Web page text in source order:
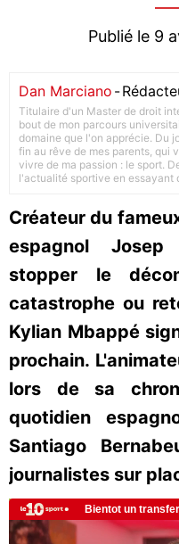
Publié le 9
Dan Marciano -
Titulaire d'un Master de droit
bout de mon parcours
domaine que l'on apprécie. Du
fin au rêve de mes parents, qui
vivre de ma passion : le sport.
l'actualité sportive en essayant
Créateur du
espagnol
stopper le
catastrophe ou
Kylian Mbappé
prochain.
lors de sa
quotidien
Santiago
journalistes sur